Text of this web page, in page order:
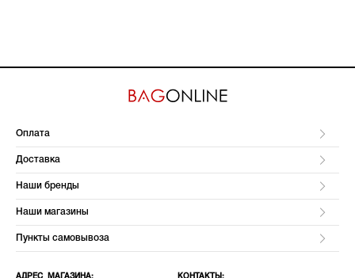
Оплата
Доставка
Наши бренды
Наши магазины
Пункты самовывоза